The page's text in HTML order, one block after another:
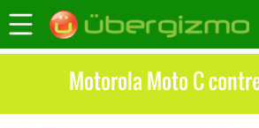
Motorola Moto C